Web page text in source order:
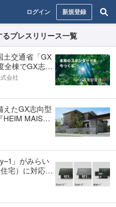
ログイン 新規登録
るプレスリリース一覧
土交通省「GX
全棟でGX志向
発表。
会社
えたGX志向型
HEIM MAISO
」がみらい
宅）に対応。
たせる提案